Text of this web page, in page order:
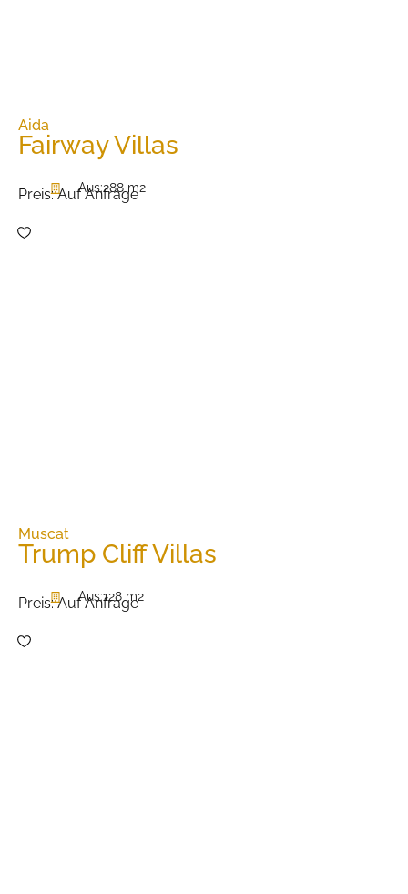
Aida
Fairway Villas
Aus:288 m2
Preis:Auf Anfrage
Muscat
Trump Cliff Villas
Aus:128 m2
Preis:Auf Anfrage